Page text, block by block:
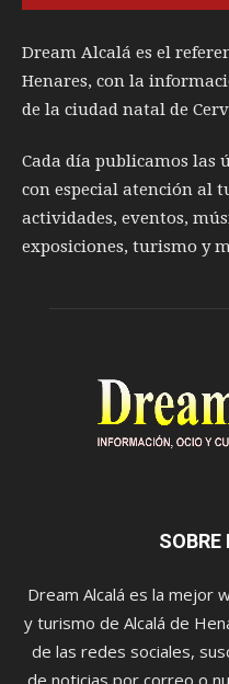
Dream Alcalá es el
Henares, con la
de la ciudad natal de
Cada día publicamos las
con especial atención al
actividades, eventos,
exposiciones, turismo y
SOBRE
Dream Alcalá es la mejor
y turismo de Alcalá de
de las redes sociales,